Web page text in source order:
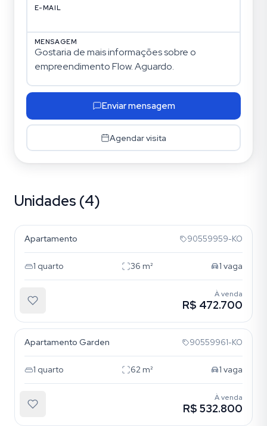
E-MAIL
MENSAGEM
Enviar mensagem
Agendar visita
Unidades (4)
Higienópolis
Apartamento 90559959-KO
1 quarto 36 m² 1 vaga
À venda
R$ 472.700
Apartamento Garden 90559961-KO
1 quarto 62m² 1 vaga
À venda
R$ 532.800